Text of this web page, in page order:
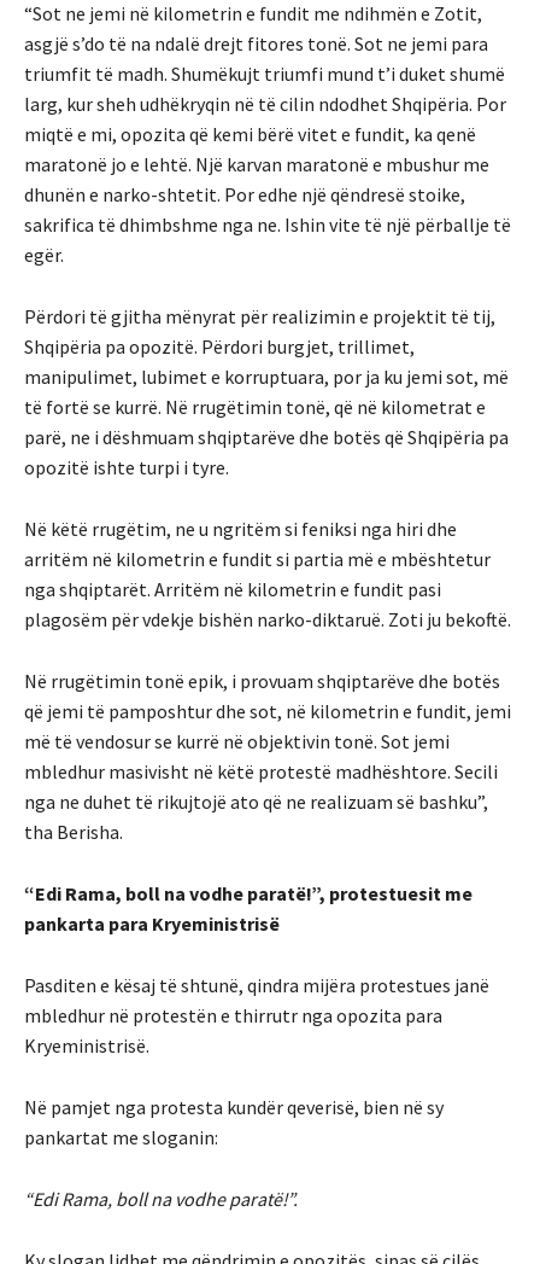
“Sot ne jemi në kilometrin e fundit me ndihmën e Zotit,
asgjë s’do të na ndalë drejt fitores tonë. Sot ne jemi para
triumfit të madh. Shumëkujt triumfi mund t’i duket shumë
larg, kur sheh udhëkryqin në të cilin ndodhet Shqipëria. Por
miqtë e mi, opozita që kemi bërë vitet e fundit, ka qenë
maratonë jo e lehtë. Një karvan maratonë e mbushur me
dhunën e narko-shtetit. Por edhe një qëndresë stoike,
sakrifica të dhimbshme nga ne. Ishin vite të një përballje të
egër.
Përdori të gjitha mënyrat për realizimin e projektit të tij,
Shqipëria pa opozitë. Përdori burgjet, trillimet,
manipulimet, lubimet e korruptuara, por ja ku jemi sot, më
të fortë se kurrë. Në rrugëtimin tonë, që në kilometrat e
parë, ne i dëshmuam shqiptarëve dhe botës që Shqipëria pa
opozitë ishte turpi i tyre.
Në këtë rrugëtim, ne u ngritëm si feniksi nga hiri dhe
arritëm në kilometrin e fundit si partia më e mbështetur
nga shqiptarët. Arritëm në kilometrin e fundit pasi
plagosëm për vdekje bishën narko-diktaruë. Zoti ju bekoftë.
Në rrugëtimin tonë epik, i provuam shqiptarëve dhe botës
që jemi të pamposhtur dhe sot, në kilometrin e fundit, jemi
më të vendosur se kurrë në objektivin tonë. Sot jemi
mbledhur masivisht në këtë protestë madhështore. Secili
nga ne duhet të rikujtojë ato që ne realizuam së bashku”,
tha Berisha.
“Edi Rama, boll na vodhe paratë!”, protestuesit me
pankarta para Kryeministrisë
Pasditen e kësaj të shtunë, qindra mijëra protestues janë
mbledhur në protestën e thirrutr nga opozita para
Kryeministrisë.
Në pamjet nga protesta kundër qeverisë, bien në sy
pankartat me sloganin:
“Edi Rama, boll na vodhe paratë!”.